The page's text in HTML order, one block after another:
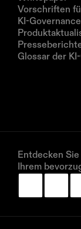
Vorschriften
KI-
Glossar der
Entdecken
Ihrem